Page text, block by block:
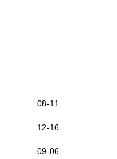
08-11
12-16
09-06